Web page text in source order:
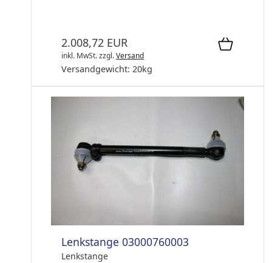
2.008,72 EUR
inkl. MwSt.zzgl.Versand
Versandgewicht: 20kg
Lenkstange 03000760003
Lenkstange